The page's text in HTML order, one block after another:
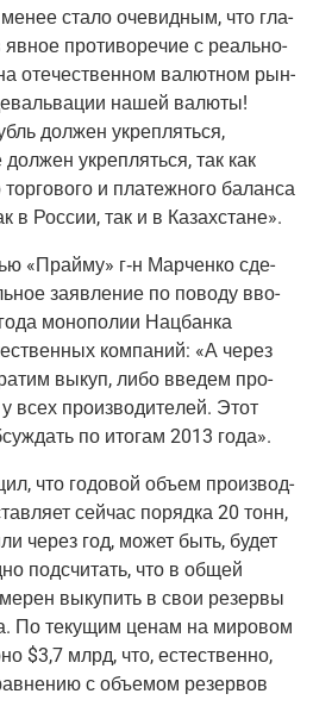
ста­ло оче­вид­ным, что гла­
явное про­ти­во­ре­чие с реаль­но­
оте­че­ствен­ном валют­ном рын­
нашей валю­ты!
дол­жен укреп­лять­ся,
укреп­лять­ся, так как
и пла­теж­но­го балан­са
в Рос­сии, так и в Казахстане».
«Прай­му» г‑н Мар­чен­ко сде­
заяв­ле­ние по пово­ду вво­
моно­по­лии Нац­бан­ка
ком­па­ний: «А через
выкуп, либо вве­дем про­
всех про­из­во­ди­те­лей. Этот
по ито­гам 2013 года».
что годо­вой объ­ем про­из­вод­
сей­час поряд­ка 20 тонн,
через год, может быть, будет
под­счи­тать, что в общей
выку­пить в свои резер­вы
По теку­щим ценам на миро­вом
$3,7 млрд, что, есте­ствен­но,
с объ­е­мом резер­вов